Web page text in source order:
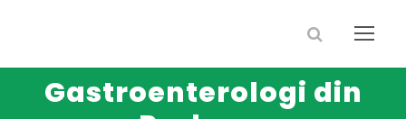
Gastroenterologi din